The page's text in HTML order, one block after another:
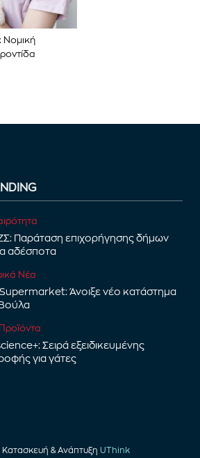
Νομική
Παράταση επιχορήγησης δήμων
αδέσποτα
Νέα
Supermarket: Άνοιξε νέο κατάστημα
Σειρά εξειδικευμένης
για γάτες
| Κατασκευή & Ανάπτυξη UThink